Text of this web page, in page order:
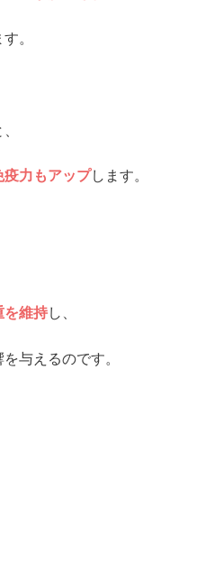
。
疫力もアップします。
を維持し、
与えるのです。